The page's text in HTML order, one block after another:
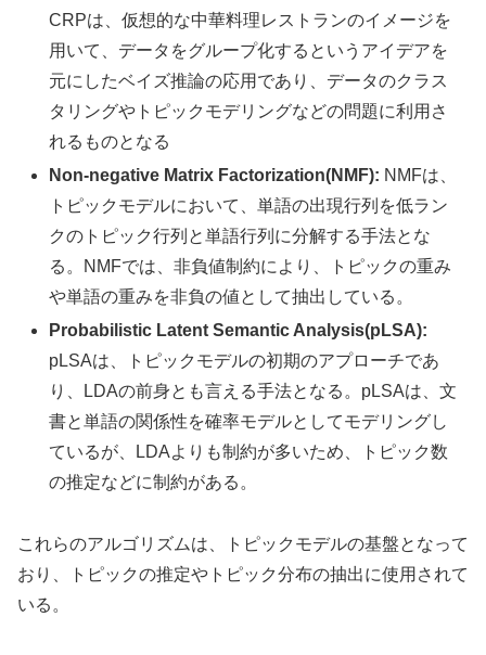
CRPは、仮想的な中華料理レストランのイメージを
用いて、データをグループ化するというアイデアを
元にしたベイズ推論の応用であり、データのクラス
タリングやトピックモデリングなどの問題に利用さ
れるものとなる
Non-negative Matrix Factorization(NMF): NMFは、
トピックモデルにおいて、単語の出現行列を低ラン
クのトピック行列と単語行列に分解する手法とな
る。NMFでは、非負値制約により、トピックの重み
や単語の重みを非負の値として抽出している。
Probabilistic Latent Semantic Analysis(pLSA):
pLSAは、トピックモデルの初期のアプローチであ
り、LDAの前身とも言える手法となる。pLSAは、文
書と単語の関係性を確率モデルとしてモデリングし
ているが、LDAよりも制約が多いため、トピック数
の推定などに制約がある。
これらのアルゴリズムは、トピックモデルの基盤となって
おり、トピックの推定やトピック分布の抽出に使用されて
いる。